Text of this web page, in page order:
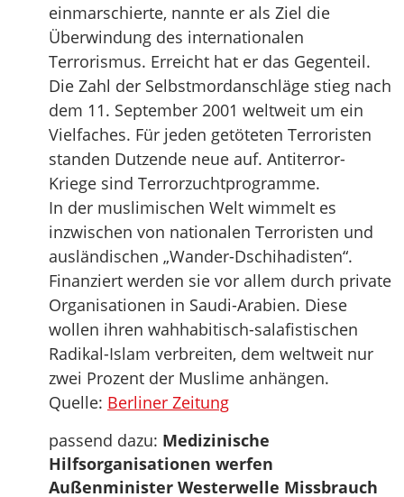
einmarschierte, nannte er als Ziel die
Überwindung des internationalen
Terrorismus. Erreicht hat er das Gegenteil.
Die Zahl der Selbstmordanschläge stieg nach
dem 11. September 2001 weltweit um ein
Vielfaches. Für jeden getöteten Terroristen
standen Dutzende neue auf. Antiterror-
Kriege sind Terrorzuchtprogramme.
In der muslimischen Welt wimmelt es
inzwischen von nationalen Terroristen und
ausländischen „Wander-Dschihadisten“.
Finanziert werden sie vor allem durch private
Organisationen in Saudi-Arabien. Diese
wollen ihren wahhabitisch-salafistischen
Radikal-Islam verbreiten, dem weltweit nur
zwei Prozent der Muslime anhängen.
Quelle: Berliner Zeitung
passend dazu: Medizinische
Hilfsorganisationen werfen
Außenminister Westerwelle Missbrauch